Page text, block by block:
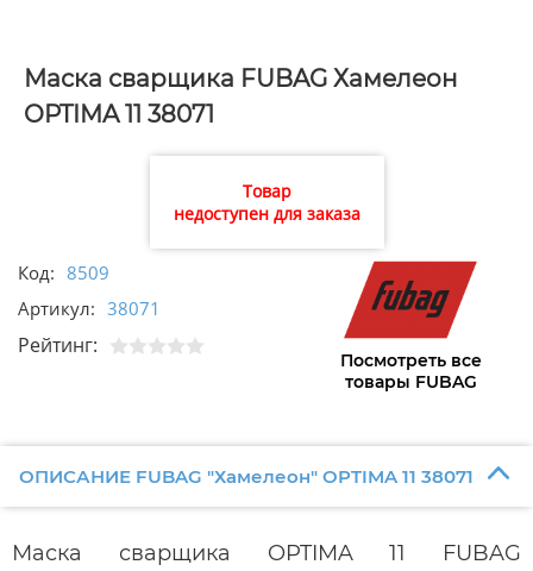
Маска сварщика FUBAG Хамелеон
OPTIMA 11 38071
Товар
недоступен для заказа
Код: 8509
Артикул: 38071
Рейтинг:
Посмотреть все
товары FUBAG
ОПИСАНИЕ FUBAG "Хамелеон" OPTIMA 11 38071
Маска сварщика OPTIMA 11 FUBAG